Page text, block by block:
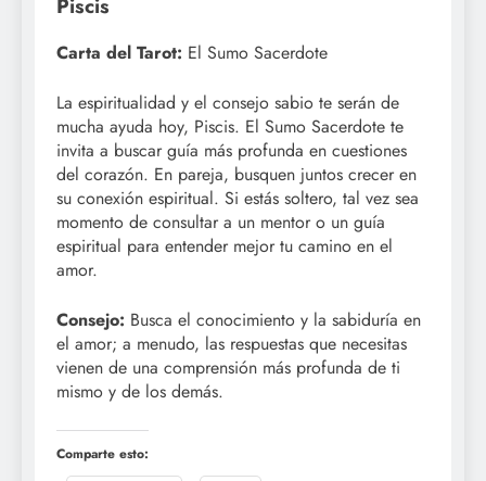
Piscis
Carta del Tarot: El Sumo Sacerdote
La espiritualidad y el consejo sabio te serán de
mucha ayuda hoy, Piscis. El Sumo Sacerdote te
invita a buscar guía más profunda en cuestiones
del corazón. En pareja, busquen juntos crecer en
su conexión espiritual. Si estás soltero, tal vez sea
momento de consultar a un mentor o un guía
espiritual para entender mejor tu camino en el
amor.
Consejo: Busca el conocimiento y la sabiduría en
el amor; a menudo, las respuestas que necesitas
vienen de una comprensión más profunda de ti
mismo y de los demás.
Comparte esto: